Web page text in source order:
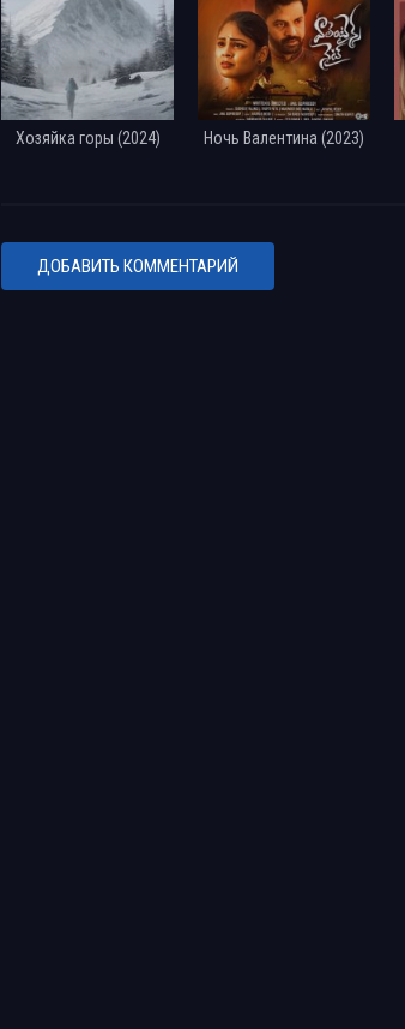
Хозяйка горы (2024) Ночь Валентина (2023)
ДОБАВИТЬ КОММЕНТАРИЙ